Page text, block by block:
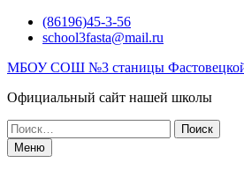
Перейти(86196)45-3-56
school3fasta@mail.ru
МБОУ СОШ №3 станицы
Официальный сайт нашей школы
Поиск
по:Меню